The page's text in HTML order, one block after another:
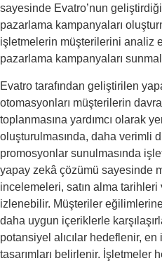
sayesinde Evatro’nun
pazarlama kampanyaları
işletmelerin müşterilerini analiz
pazarlama kampanyaları
Evatro tarafından geliştirilen
otomasyonları müşterilerin
toplanmasına yardımcı olarak
oluşturulmasında, daha verimli
promosyonlar sunulmasında
yapay zekâ çözümü sayesinde
incelemeleri, satın alma
izlenebilir. Müşteriler
daha uygun içeriklerle
potansiyel alıcılar hedeflenir,
tasarımları belirlenir. İşletmeler